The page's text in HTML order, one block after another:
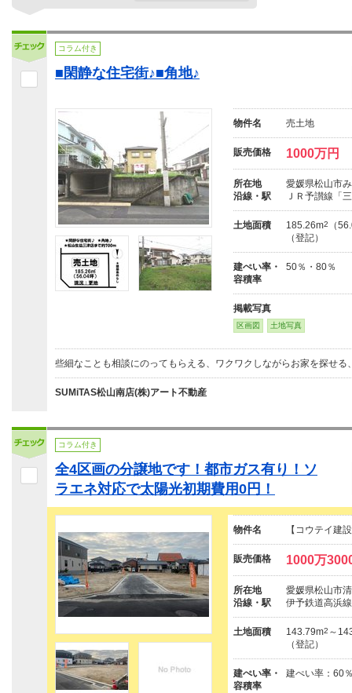
コラム付き
■閑静な住宅街♪■角地♪
物件名 売土地
販売価格 1000万円
所在地
愛媛県松山市
沿線・駅
ＪＲ予讃線「
土地面積 185.26m2
（
（登記）
建ぺい率・
容積率
50％・80％
掲載写真
区画図 土地写真
些細なことも相談にのってもらえる、ワクワクしながらお家を探せ
SUMiTAS松山南店(株)アート不動産
コラム付き
全4区画の分譲地です！都市ガス有り！ソ
ラエネ対応で太陽光初期費用0円！
物件名 【コウテイ
販売価格 1000万
所在地
愛媛県松山市
沿線・駅
伊予鉄道高浜
土地面積 143.79m2 ～
（登記）
建ぺい率・
容積率
建ぺい率：60